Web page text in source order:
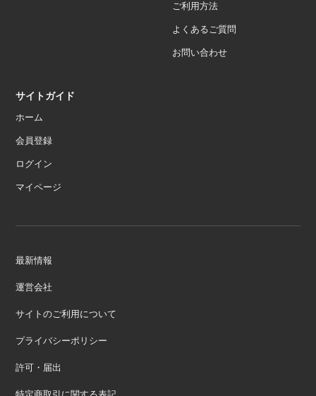
ご利用方法
よくあるご質問
お問い合わせ
サイトガイド
ホーム
会員登録
ログイン
マイページ
最新情報
運営会社
サイトのご利用について
プライバシーポリシー
許可・届出